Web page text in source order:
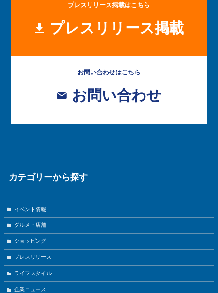
プレスリリース掲載はこちら
プレスリリース掲載
お問い合わせはこちら
お問い合わせ
カテゴリーから探す
イベント情報
グルメ・店舗
ショッピング
プレスリリース
ライフスタイル
企業ニュース